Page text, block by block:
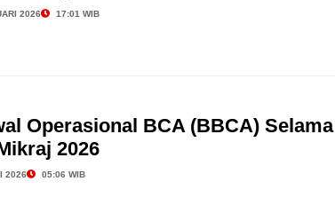
2026 17:01 WIB
Operasional BCA (BBCA) Selama
2026
2026 05:06 WIB